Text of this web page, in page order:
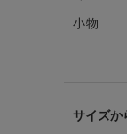
小物
サイズ